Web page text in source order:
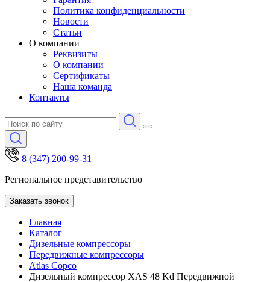
Политика конфиденциальности
Новости
Статьи
О компании
Реквизиты
О компании
Сертификаты
Наша команда
Контакты
8 (347) 200-99-31
Региональное представительство
Заказать звонок
Главная
Каталог
Дизельные компрессоры
Передвижные компрессоры
Atlas Copco
Дизельный компрессор XAS 48 Kd Передвижной